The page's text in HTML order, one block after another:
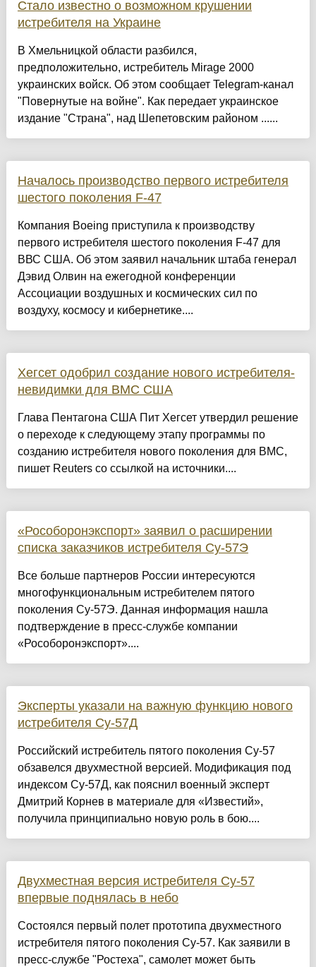
Стало известно о возможном крушении
истребителя на Украине
В Хмельницкой области разбился,
предположительно, истребитель Mirage 2000
украинских войск. Об этом сообщает Telegram-канал
"Повернутые на войне". Как передает украинское
издание "Страна", над Шепетовским районом ......
Началось производство первого истребителя
шестого поколения F-47
Компания Boeing приступила к производству
первого истребителя шестого поколения F-47 для
ВВС США. Об этом заявил начальник штаба генерал
Дэвид Олвин на ежегодной конференции
Ассоциации воздушных и космических сил по
воздуху, космосу и кибернетике....
Хегсет одобрил создание нового истребителя-
невидимки для ВМС США
Глава Пентагона США Пит Хегсет утвердил решение
о переходе к следующему этапу программы по
созданию истребителя нового поколения для ВМС,
пишет Reuters со ссылкой на источники....
«Рособоронэкспорт» заявил о расширении
списка заказчиков истребителя Су-57Э
Все больше партнеров России интересуются
многофункциональным истребителем пятого
поколения Су-57Э. Данная информация нашла
подтверждение в пресс-службе компании
«Рособоронэкспорт»....
Эксперты указали на важную функцию нового
истребителя Су-57Д
Российский истребитель пятого поколения Су-57
обзавелся двухместной версией. Модификация под
индексом Су-57Д, как пояснил военный эксперт
Дмитрий Корнев в материале для «Известий»,
получила принципиально новую роль в бою....
Двухместная версия истребителя Су-57
впервые поднялась в небо
Состоялся первый полет прототипа двухместного
истребителя пятого поколения Су-57. Как заявили в
пресс-службе "Ростеха", самолет может быть